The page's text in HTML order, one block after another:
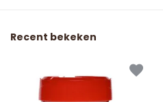
Recent bekeken